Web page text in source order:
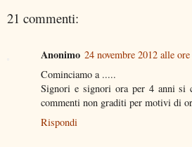
21 commenti:
Anonimo 24 novembre 2012 alle
Cominciamo a .....
Signori e signori ora per 4 anni si
commenti non graditi per motivi di
Rispondi